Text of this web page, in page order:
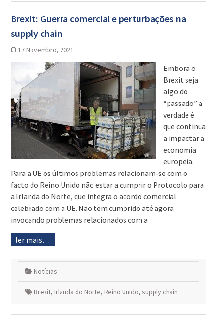
Brexit: Guerra comercial e perturbações na
supply chain
17 Novembro, 2021
Embora o
Brexit seja
algo do
“passado” a
verdade é
que continua
a impactar a
economia
europeia.
Para a UE os últimos problemas relacionam-se com o
facto do Reino Unido não estar a cumprir o Protocolo para
a Irlanda do Norte, que integra o acordo comercial
celebrado com a UE. Não tem cumprido até agora
invocando problemas relacionados com a
ler mais…
Notícias
Brexit, Irlanda do Norte, Reino Unido, supply chain